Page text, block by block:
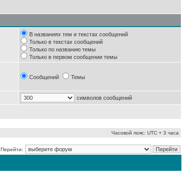
В названиях тем и текстах сообщений
Только в текстах сообщений
Только по названию темы
Только в первом сообщении темы
Сообщений Темы
символов сообщений
Часовой пояс: UTC + 3 часа
Перейти: